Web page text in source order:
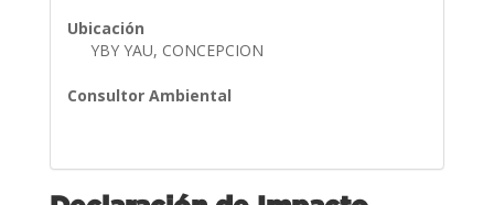
Ubicación
YBY YAU, CONCEPCION
Consultor Ambiental